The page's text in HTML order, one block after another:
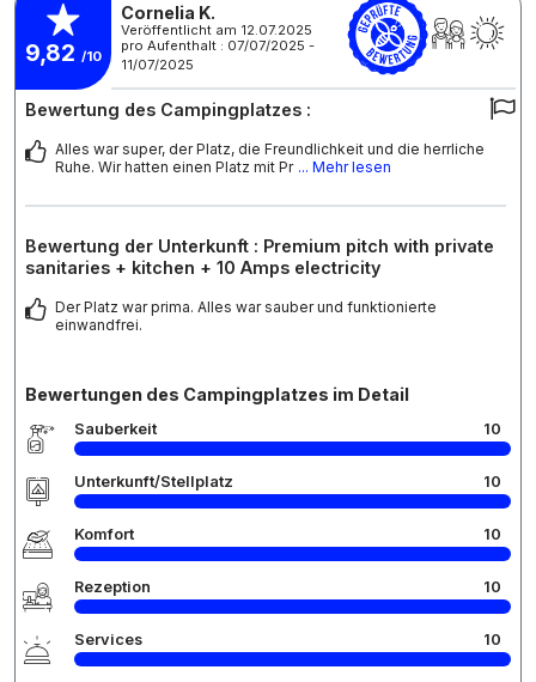
9,82 /10
Cornelia K.
Veröffentlicht am 12.07.2025
pro Aufenthalt : 07/07/2025 -
11/07/2025
Bewertung des Campingplatzes :
Alles war super, der Platz, die Freundlichkeit und die herrliche
Ruhe. Wir hatten einen Platz mit Pr ... Mehr lesen
Bewertung der Unterkunft : Premium pitch with private
sanitaries + kitchen + 10 Amps electricity
Der Platz war prima. Alles war sauber und funktionierte
einwandfrei.
Bewertungen des Campingplatzes im Detail
Sauberkeit 10
Unterkunft/Stellplatz 10
Komfort 10
Rezeption 10
Services 10